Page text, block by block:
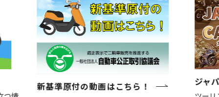
新基準原付の動画はこちら！ ジャ